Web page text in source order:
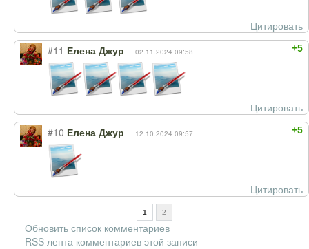
Цитировать
+5
#11 Елена Джур 02.11.2024 09:58
Цитировать
+5
#10 Елена Джур 12.10.2024 09:57
Цитировать
1 2
Обновить список комментариев
RSS лента комментариев этой записи